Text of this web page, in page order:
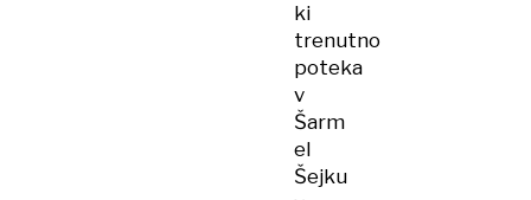
ki
trenutno
poteka
v
Šarm
el
Šejku